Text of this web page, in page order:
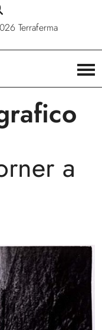
Ritratti nel cinema di
Terraferma
per le strade
a